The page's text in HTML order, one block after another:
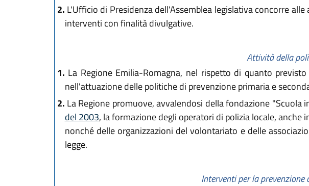
2. L'Ufficio di Presidenza dell'Assemblea legislativa concorre
interventi con finalità divulgative.
Attività della
1. La Regione Emilia-Romagna, nel rispetto di quanto
nell'attuazione delle politiche di prevenzione primaria e
2. La Regione promuove, avvalendosi della fondazione "Scuola
del 2003, la formazione degli operatori di polizia locale,
nonché delle organizzazioni del volontariato e delle
legge.
Interventi per la